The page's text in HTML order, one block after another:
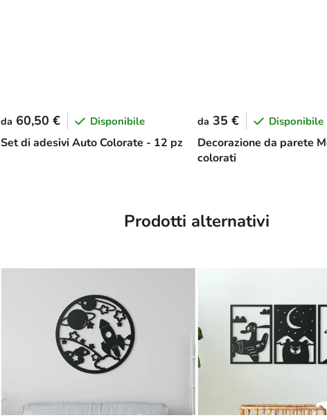
Set di adesivi Auto Colorate - 12 pz
da 60,50 € Disponibile
Decorazione da parete
colorati
da 35 € Disponibile
Prodotti alternativi